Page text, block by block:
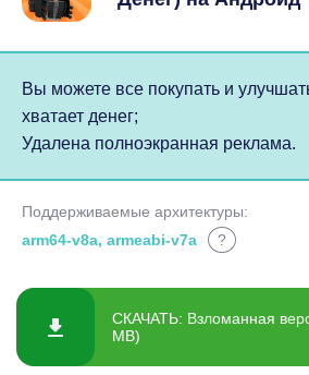
Вы можете все покупать и
хватает денег;
Удалена полноэкранная реклама.
Поддерживаемые архитектуры:
arm64-v8a, armeabi-v7a
?
СКАЧАТЬ: Взломанная
MB)